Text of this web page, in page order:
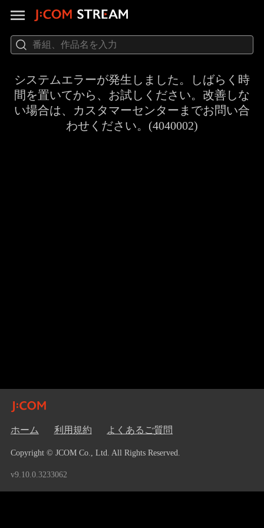
システムエラーが発生しました。しばらく時
間を置いてから、お試しください。改善しな
い場合は、カスタマーセンターまでお問い合
わせください。(4040002)
ホーム 利用規約 よくあるご質問
Copyright © JCOM Co., Ltd. All Rights Reserved.
v9.10.0.3233062